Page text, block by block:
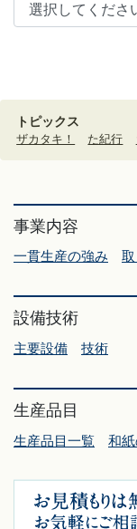
トピックス
ザカタキ！ た紀行
事業内容
一貫生産の強み
設備技術
主要設備 技術
生産品目
生産品目一覧 和